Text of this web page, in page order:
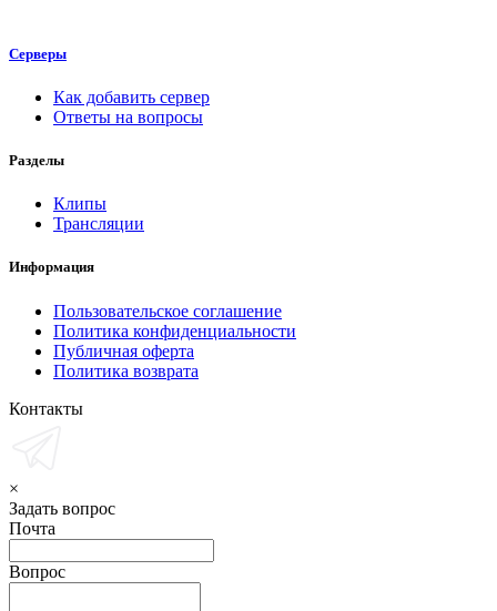
Серверы
Как добавить сервер
Ответы на вопросы
Разделы
Клипы
Трансляции
Информация
Пользовательское соглашение
Политика конфиденциальности
Публичная оферта
Политика возврата
Контакты
×
Задать вопрос
Почта
Вопрос